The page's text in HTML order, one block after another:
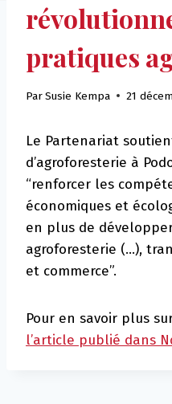
pratiques
ParSusie Kempa 21
Le Partenariat
d’agroforesterie à
“renforcer les
économiques et
en plus de
agroforesterie (…),
et commerce”.
Pour en savoir plus
l’article publié dans